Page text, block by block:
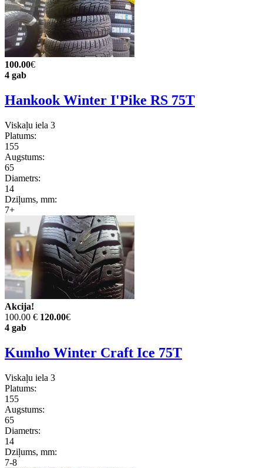
100.00€
4 gab
Hankook Winter I'Pike RS 75T
Viskaļu iela 3
Platums:
155
Augstums:
65
Diametrs:
14
Dziļums, mm:
7+
Akcija!
100.00 € 120.00€
4 gab
Kumho Winter Craft Ice 75T
Viskaļu iela 3
Platums:
155
Augstums:
65
Diametrs:
14
Dziļums, mm:
7-8